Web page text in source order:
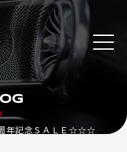
記念ＳＡＬＥ☆☆☆